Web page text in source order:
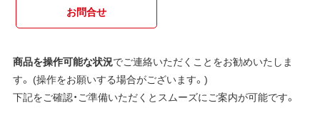
お問合せ
商品を操作可能な状況でご連絡いただくことをお勧めいたしま
す。 (操作をお願いする場合がございます。)
下記をご確認・ご準備いただくとスムーズにご案内が可能です。